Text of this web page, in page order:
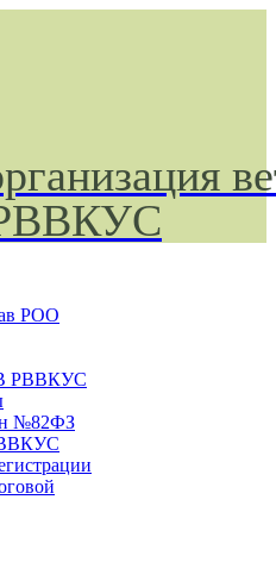
РОО
РВВКУС
№82ФЗ